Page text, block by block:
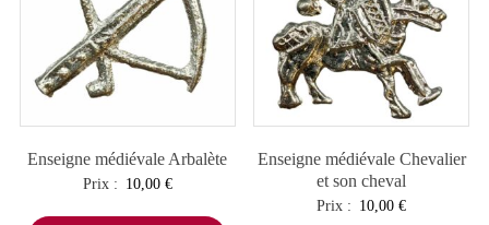
Enseigne médiévale Arbalète
Prix : 10,00 €
Enseigne médiévale Chevalier
et son cheval
Prix : 10,00€